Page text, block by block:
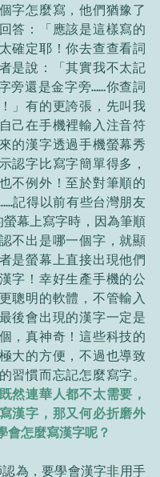
字怎麼寫，他們猶豫了
答：「應該是這樣寫的
確定耶！你去查查看詞
是說：「其實我不太記
旁還是金字旁……你查詞
」有的更誇張，先叫我
己在手機裡輸入注音符
的漢字透過手機螢幕秀
認字比寫字簡單得多，
不例外！至於對筆順的
記得以前有些台灣朋友
螢幕上寫字時，因為筆順
不出是哪一個字，就顯
是螢幕上直接出現他們
字！幸好生產手機的公
聰明的軟體，不管輸入
後會出現的漢字一定是
，真神奇！這些科技的
大的方便，不過也導致
習慣而忘記怎麼寫字。
既然連華人都不太需要，
漢字，那又何必折磨外
會怎麼寫漢字呢？